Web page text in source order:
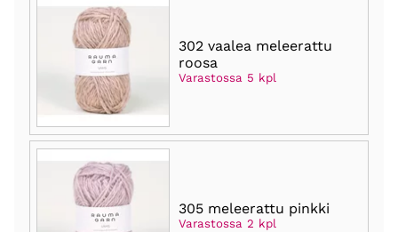
302 vaalea meleerattu
roosa
Varastossa 5 kpl
305 meleerattu pinkki
Varastossa 2 kpl